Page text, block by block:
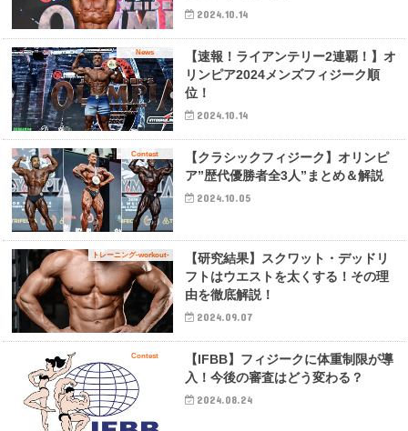
2024.10.14
News
【速報！ライアンテリー2連覇！】オ
リンピア2024メンズフィジーク順
位！
2024.10.14
Contest
【クラシックフィジーク】オリンピ
ア”歴代優勝者全3人”まとめ＆解説
2024.10.05
トレーニング-workout-
【研究結果】スクワット・デッドリ
フトはウエストを太くする！その理
由を徹底解説！
2024.09.07
Contest
【IFBB】フィジークに体重制限が導
入！今後の審査はどう変わる？
2024.08.24